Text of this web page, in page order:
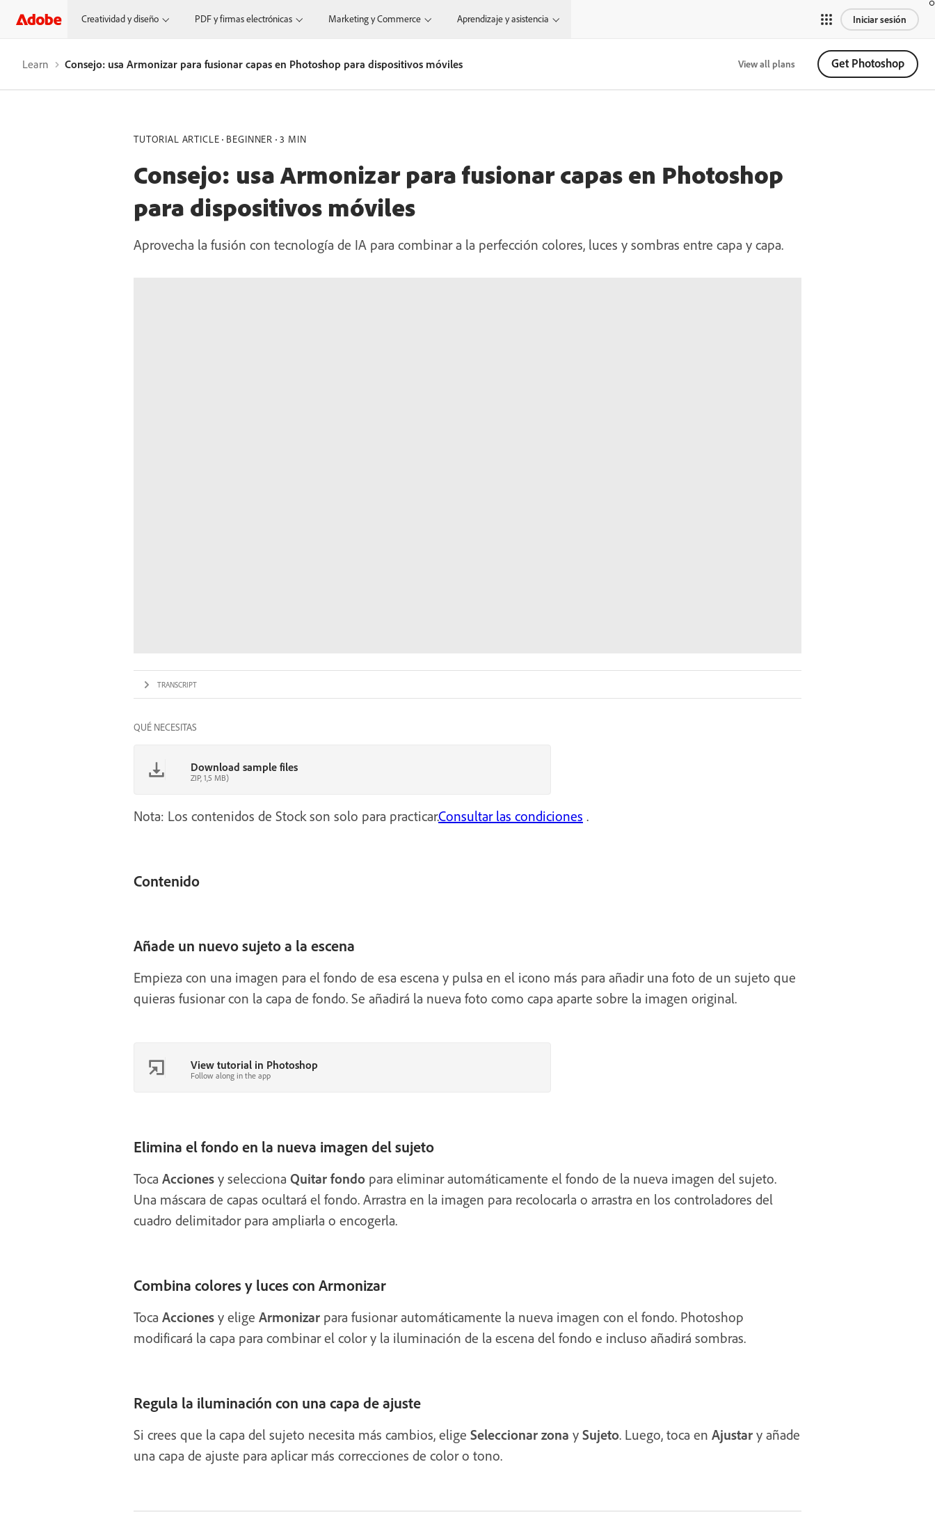
Creatividad y diseño PDF y firmas electrónicas Marketing y Commerce Aprendizaje y asistencia Iniciar sesión
Learn Consejo: usa Armonizar para fusionar capas en Photoshop para dispositivos móviles View all plans Get Photoshop
TUTORIAL ARTICLE BEGINNER 3 MIN
Consejo: usa Armonizar para fusionar capas en Photoshop
para dispositivos móviles
Aprovecha la fusión con tecnología de IA para combinar a la perfección colores, luces y sombras entre capa y capa.
TRANSCRIPT
QUÉ NECESITAS
Download sample files
ZIP, 1,5 MB)
Nota: Los contenidos de Stock son solo para practicar.Consultar las condiciones .
Contenido
Añade un nuevo sujeto a la escena
Empieza con una imagen para el fondo de esa escena y pulsa en el icono más para añadir una foto de un sujeto que
quieras fusionar con la capa de fondo. Se añadirá la nueva foto como capa aparte sobre la imagen original.
View tutorial in Photoshop
Follow along in the app
Elimina el fondo en la nueva imagen del sujeto
Toca Acciones y selecciona Quitar fondo para eliminar automáticamente el fondo de la nueva imagen del sujeto.
Una máscara de capas ocultará el fondo. Arrastra en la imagen para recolocarla o arrastra en los controladores del
cuadro delimitador para ampliarla o encogerla.
Combina colores y luces con Armonizar
Toca Acciones y elige Armonizar para fusionar automáticamente la nueva imagen con el fondo. Photoshop
modificará la capa para combinar el color y la iluminación de la escena del fondo e incluso añadirá sombras.
Regula la iluminación con una capa de ajuste
Si crees que la capa del sujeto necesita más cambios, elige Seleccionar zona y Sujeto. Luego, toca en Ajustar y añade
una capa de ajuste para aplicar más correcciones de color o tono.